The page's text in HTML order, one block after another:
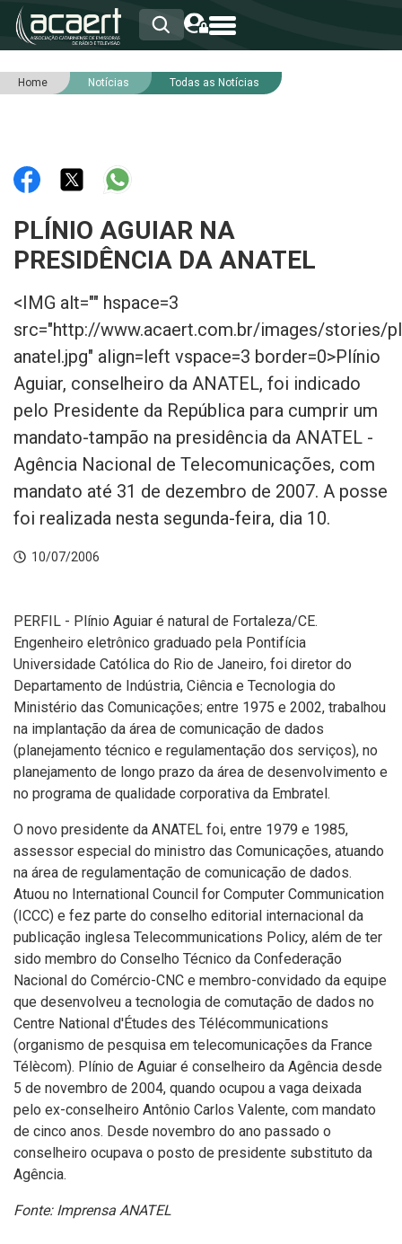
HOME
RNA
NOTÍCIAS
SERVIÇOS
INTEGRIDADE
Home Notícias Todas as Notícias
PLÍNIO AGUIAR NA
PRESIDÊNCIA DA ANATEL
<IMG alt="" hspace=3
src="http://www.acaert.com.br/images/stories/
anatel.jpg" align=left vspace=3 border=0>Plínio
Aguiar, conselheiro da ANATEL, foi indicado
pelo Presidente da República para cumprir um
mandato-tampão na presidência da ANATEL -
Agência Nacional de Telecomunicações, com
mandato até 31 de dezembro de 2007. A posse
foi realizada nesta segunda-feira, dia 10.
10/07/2006
PERFIL - Plínio Aguiar é natural de Fortaleza/CE.
Engenheiro eletrônico graduado pela Pontifícia
Universidade Católica do Rio de Janeiro, foi diretor do
Departamento de Indústria, Ciência e Tecnologia do
Ministério das Comunicações; entre 1975 e 2002, trabalhou
na implantação da área de comunicação de dados
(planejamento técnico e regulamentação dos serviços), no
planejamento de longo prazo da área de desenvolvimento e
no programa de qualidade corporativa da Embratel.
O novo presidente da ANATEL foi, entre 1979 e 1985,
assessor especial do ministro das Comunicações, atuando
na área de regulamentação de comunicação de dados.
Atuou no International Council for Computer Communication
(ICCC) e fez parte do conselho editorial internacional da
publicação inglesa Telecommunications Policy, além de ter
sido membro do Conselho Técnico da Confederação
Nacional do Comércio-CNC e membro-convidado da equipe
que desenvolveu a tecnologia de comutação de dados no
Centre National d'Études des Télécommunications
(organismo de pesquisa em telecomunicações da France
Télècom). Plínio de Aguiar é conselheiro da Agência desde
5 de novembro de 2004, quando ocupou a vaga deixada
pelo ex-conselheiro Antônio Carlos Valente, com mandato
de cinco anos. Desde novembro do ano passado o
conselheiro ocupava o posto de presidente substituto da
Agência.
Fonte: Imprensa ANATEL